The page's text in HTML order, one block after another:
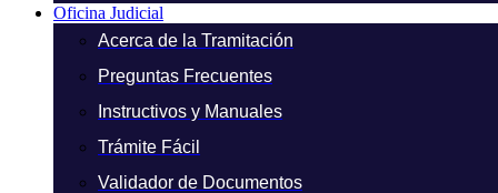
Oficina Judicial
Acerca de la Tramitación
Preguntas Frecuentes
Instructivos y Manuales
Trámite Fácil
Validador de Documentos